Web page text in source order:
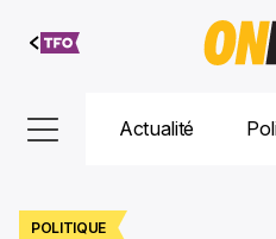
Aller au
contenu
Actualité
POLITIQUE